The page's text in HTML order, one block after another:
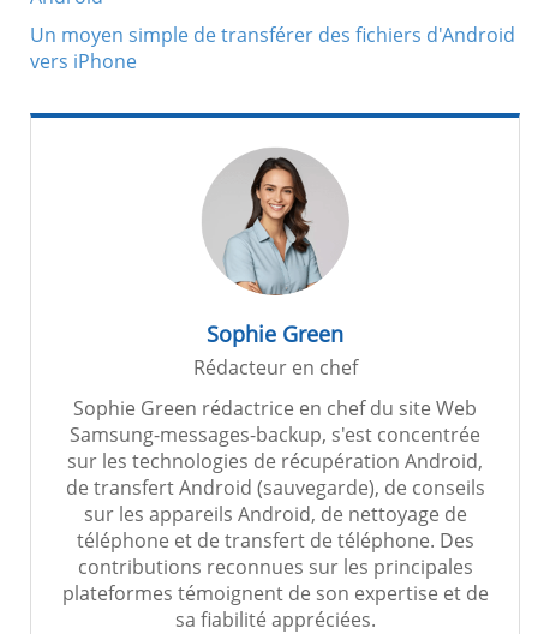
Un moyen simple de transférer des fichiers d'Android
vers iPhone
Sophie Green
Rédacteur en chef
Sophie Green rédactrice en chef du site Web
Samsung-messages-backup, s'est concentrée
sur les technologies de récupération Android,
de transfert Android (sauvegarde), de conseils
sur les appareils Android, de nettoyage de
téléphone et de transfert de téléphone. Des
contributions reconnues sur les principales
plateformes témoignent de son expertise et de
sa fiabilité appréciées.